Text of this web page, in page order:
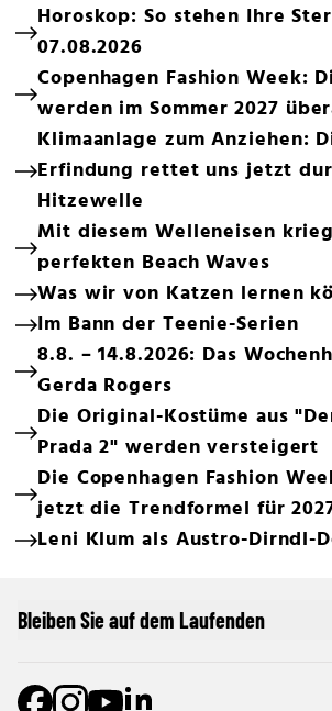
Horoskop: So stehen Ihre
07.08.2026
Copenhagen Fashion Week:
werden im Sommer 2027
Klimaanlage zum Anziehen:
Erfindung rettet uns jetzt
Hitzewelle
Mit diesem Welleneisen
perfekten Beach Waves
Was wir von Katzen lernen
Im Bann der Teenie-Serien
8.8. – 14.8.2026: Das
Gerda Rogers
Die Original-Kostüme aus
Prada 2" werden versteigert
Die Copenhagen Fashion
jetzt die Trendformel für
Leni Klum als Austro-Dirndl-
Bleiben Sie auf dem Laufenden